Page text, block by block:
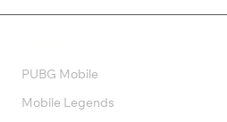
PUBG Mobile
Mobile Legends